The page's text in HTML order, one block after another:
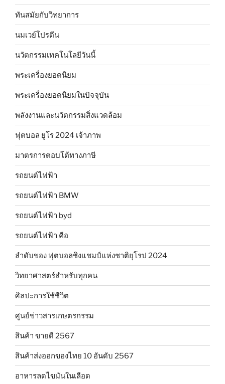
ทันสมัยกับวิทยาการ
นมเวย์โปรตีน
นวัตกรรมเทคโนโลยีวันนี้
พระเครื่องยอดนิยม
พระเครื่องยอดนิยมในปัจจุบัน
พลังงานและนวัตกรรมสิ่งแวดล้อม
ฟุตบอล ยูโร 2024 เจ้าภาพ
มาตรการตอบโต้ทางภาษี
รถยนต์ไฟฟ้า
รถยนต์ไฟฟ้า BMW
รถยนต์ไฟฟ้า byd
รถยนต์ไฟฟ้า คือ
ลำดับของ ฟุตบอลชิงแชมป์แห่งชาติยุโรป 2024
วิทยาศาสตร์สำหรับทุกคน
ศิลปะการใช้ชีวิต
ศูนย์ข่าวสารเกษตรกรรม
สินค้า ขายดี 2567
สินค้าส่งออกของไทย 10 อันดับ 2567
อาหารลดไขมันในเลือด